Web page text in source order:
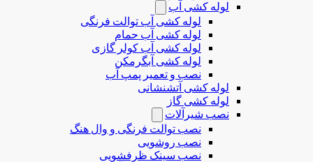
لوله کشی آب
لوله کشی آب توالت فرنگی
لوله کشی آب حمام
لوله کشی آب کولر گازی
لوله کشی آبگرمکن
نصب و تعمیر پمپ آب
لوله کشی آتشنشانی
لوله کشی گاز
نصب شیرآلات
نصب توالت فرنگی و وال هنگ
نصب روشویی
نصب سینک ظرفشویی